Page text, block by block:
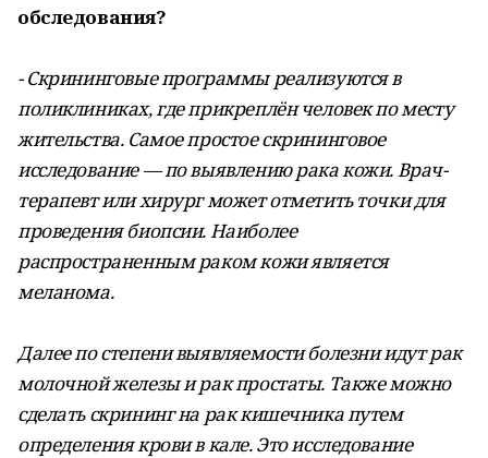
обследования?
- Скрининговые программы реализуются в
поликлиниках, где прикреплён человек по месту
жительства. Самое простое скрининговое
исследование — по выявлению рака кожи. Врач-
терапевт или хирург может отметить точки для
проведения биопсии. Наиболее
распространенным раком кожи является
меланома.
Далее по степени выявляемости болезни идут рак
молочной железы и рак простаты. Также можно
сделать скрининг на рак кишечника путем
определения крови в кале. Это исследование